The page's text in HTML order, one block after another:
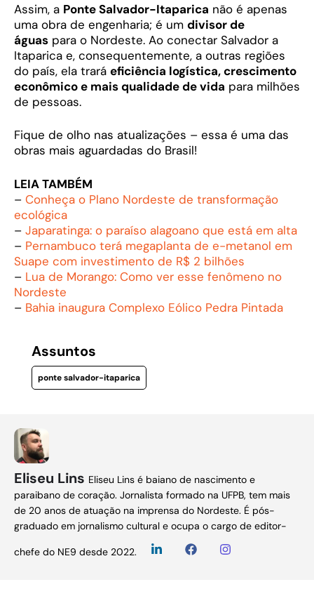
Assim, a Ponte Salvador-Itaparica não é apenas
uma obra de engenharia; é um divisor de
águas para o Nordeste. Ao conectar Salvador a
Itaparica e, consequentemente, a outras regiões
do país, ela trará eficiência logística, crescimento
econômico e mais qualidade de vida para milhões
de pessoas.
Fique de olho nas atualizações – essa é uma das
obras mais aguardadas do Brasil!
LEIA TAMBÉM
– Conheça o Plano Nordeste de transformação
ecológica
– Japaratinga: o paraíso alagoano que está em alta
– Pernambuco terá megaplanta de e-metanol em
Suape com investimento de R$ 2 bilhões
– Lua de Morango: Como ver esse fenômeno no
Nordeste
– Bahia inaugura Complexo Eólico Pedra Pintada
Assuntos
ponte salvador-itaparica
Eliseu Lins Eliseu Lins é baiano de nascimento e
paraibano de coração. Jornalista formado na UFPB, tem mais
de 20 anos de atuação na imprensa do Nordeste. É pós-
graduado em jornalismo cultural e ocupa o cargo de editor-
chefe do NE9 desde 2022.